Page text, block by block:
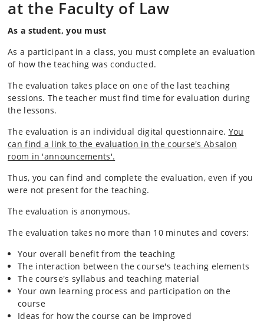
at the Faculty of Law
As a student, you must
As a participant in a class, you must complete an evaluation
of how the teaching was conducted.
The evaluation takes place on one of the last teaching
sessions. The teacher must find time for evaluation during
the lessons.
The evaluation is an individual digital questionnaire. You
can find a link to the evaluation in the course's Absalon
room in 'announcements'.
Thus, you can find and complete the evaluation, even if you
were not present for the teaching.
The evaluation is anonymous.
The evaluation takes no more than 10 minutes and covers:
Your overall benefit from the teaching
The interaction between the course's teaching elements
The course's syllabus and teaching material
Your own learning process and participation on the
course
Ideas for how the course can be improved